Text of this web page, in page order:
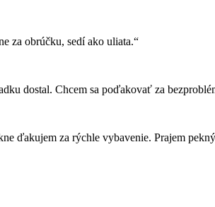
za obrúčku, sedí ako uliata.“
dostal. Chcem sa poďakovať za
ďakujem za rýchle vybavenie. Prajem